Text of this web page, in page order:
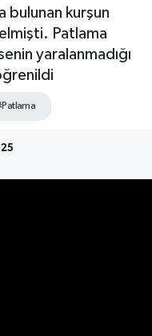
bulunan kurşun
Patlama
yaralanmadığı
Fikstür